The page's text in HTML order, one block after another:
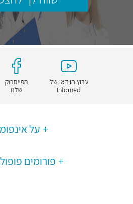
ערוץ הוידאו של
Infomed
הפייסבוק
שלנו
על
פורומים